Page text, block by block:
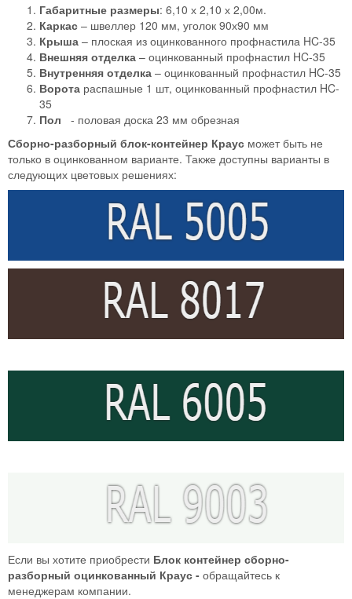
Габаритные размеры: 6,10 х 2,10 х 2,00м.
Каркас – швеллер 120 мм, уголок 90х90 мм
Крыша – плоская из оцинкованного профнастила HC-35
Внешняя отделка – оцинкованный профнастил HC-35
Внутренняя отделка – оцинкованный профнастил HC-35
Ворота распашные 1 шт, оцинкованный профнастил HC-
35
Пол - половая доска 23 мм обрезная
Сборно-разборный блок-контейнер Краус может быть не
только в оцинкованном варианте. Также доступны варианты в
следующих цветовых решениях:
Если вы хотите приобрести Блок контейнер сборно-
разборный оцинкованный Краус - обращайтесь к
менеджерам компании.